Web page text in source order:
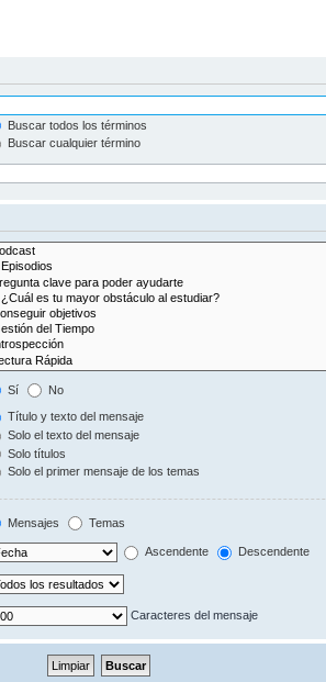
Buscar todos los términos
Buscar cualquier término
Sí No
Título y texto del mensaje
Solo el texto del mensaje
Solo títulos
Solo el primer mensaje de los temas
Mensajes Temas
Ascendente Descendente
Caracteres del mensaje